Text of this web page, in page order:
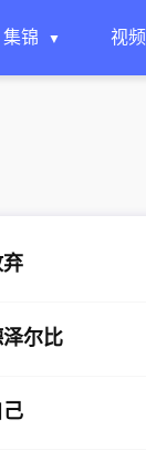
集锦 视频
尔比